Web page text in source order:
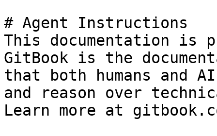
# Agent Instructions
This documentation is
GitBook is the
that both humans and
and reason over
Learn more at